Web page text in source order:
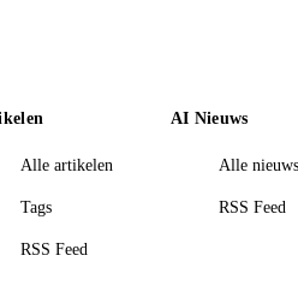
Alle artikelen
Tags
RSS Feed
AI Nieuws
Alle nieuws
RSS Feed